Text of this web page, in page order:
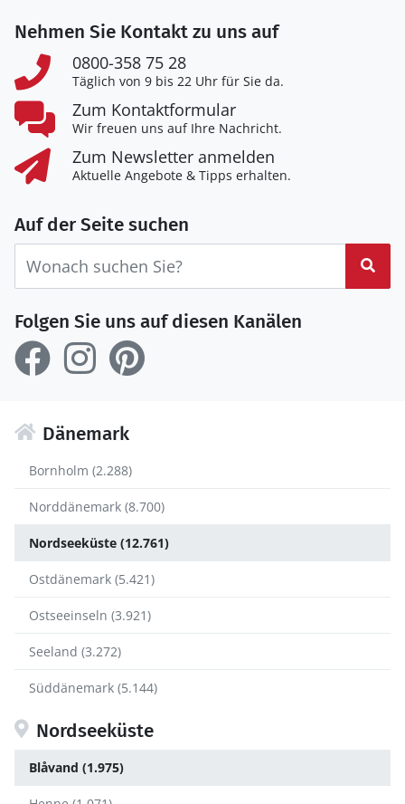
Nehmen Sie Kontakt zu uns auf
0800-358 75 28
Täglich von 9 bis 22 Uhr für Sie da.
Zum Kontaktformular
Wir freuen uns auf Ihre Nachricht.
Zum Newsletter anmelden
Aktuelle Angebote & Tipps erhalten.
Auf der Seite suchen
Folgen Sie uns auf diesen Kanälen
Dänemark
Bornholm (2.288)
Norddänemark (8.700)
Nordseeküste (12.761)
Ostdänemark (5.421)
Ostseeinseln (3.921)
Seeland (3.272)
Süddänemark (5.144)
Nordseeküste
Blåvand (1.975)